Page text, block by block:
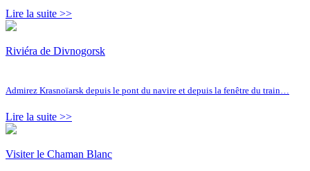
Lire la suite >>
Riviéra de Divnogorsk
Admirez Krasnoïarsk depuis le pont du navire et depuis la fenêtre du train…
Lire la suite >>
Visiter le Chaman Blanc